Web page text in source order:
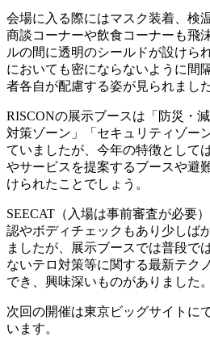
会場に入る際にはマスク装着、検
商談コーナーや飲食コーナーも飛
ルの間に透明のシールドが設けら
においても密にならないように間
者各自が配慮する姿が見られました
RISCONの展示ブースは「防災・
対策ゾーン」「セキュリティゾー
ていましたが、今年の特徴として
やサービスを提案するブースや避
けられたことでしょう。
SEECAT（入場は事前審査が必要
認やボディチェックもあり少しば
ましたが、展示ブースでは普段で
ないテロ対策等に関する最新テク
でき、興味深いものがありました。
次回の開催は東京ビッグサイトに
います。